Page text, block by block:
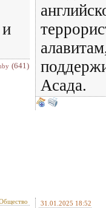
(641)
Асада.
31.01.2025 18:52